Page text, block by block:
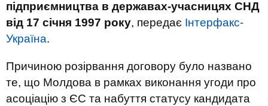
підприємництва в державах-учасницях СНД
від 17 січня 1997 року, передає Інтерфакс-
Україна.
Причиною розірвання договору було названо
те, що Молдова в рамках виконання угоди про
асоціацію з ЄС та набуття статусу кандидата